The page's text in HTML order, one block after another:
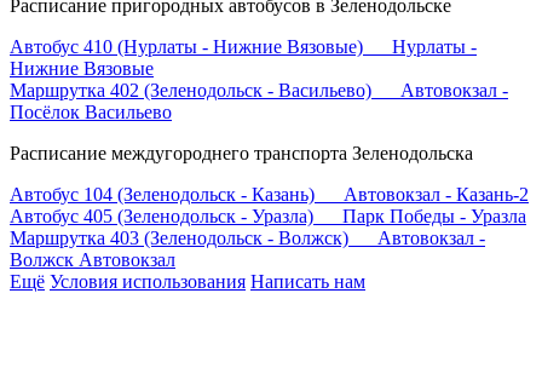
Расписание пригородных автобусов в Зеленодольске
Автобус 410 (Нурлаты - Нижние Вязовые) Нурлаты -
Нижние Вязовые
Маршрутка 402 (Зеленодольск - Васильево) Автовокзал -
Посёлок Васильево
Расписание междугороднего транспорта Зеленодольска
Автобус 104 (Зеленодольск - Казань) Автовокзал - Казань-2
Автобус 405 (Зеленодольск - Уразла) Парк Победы - Уразла
Маршрутка 403 (Зеленодольск - Волжск) Автовокзал -
Волжск Автовокзал
Ещё Условия использования Написать нам